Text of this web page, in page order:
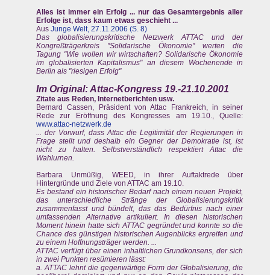
Alles ist immer ein Erfolg ... nur das Gesamtergebnis aller
Erfolge ist, dass kaum etwas geschieht ...
Aus Junge Welt, 27.11.2006 (S. 8)
Das globalisierungskritische Netzwerk ATTAC und der
Kongreßträgerkreis "Solidarische Ökonomie" werten die
Tagung "Wie wollen wir wirtschaften? Solidarische Ökonomie
im globalisierten Kapitalismus" an diesem Wochenende in
Berlin als "riesigen Erfolg"
Im Original: Attac-Kongress 19.-21.10.2001
Zitate aus Reden, Internetberichten usw.
Bernard Cassen, Präsident von Attac Frankreich, in seiner
Rede zur Eröffnung des Kongresses am 19.10., Quelle:
www.attac-netzwerk.de
... der Vorwurf, dass Attac die Legitimität der Regierungen in
Frage stellt und deshalb ein Gegner der Demokratie ist, ist
nicht zu halten. Selbstverständlich respektiert Attac die
Wahlurnen.
Barbara Unmüßig, WEED, in ihrer Auftaktrede über
Hintergründe und Ziele von ATTAC am 19.10.
Es bestand ein historischer Bedarf nach einem neuen Projekt,
das unterschiedliche Stränge der Globalisierungskritik
zusammenfasst und bündelt, das das Bedürfnis nach einer
umfassenden Alternative artikuliert. In diesen historischen
Moment hinein hatte sich ATTAC gegründet und konnte so die
Chance des günstigen historischen Augenblicks ergreifen und
zu einem Hoffnungsträger werden. ...
ATTAC verfügt über einen inhaltlichen Grundkonsens, der sich
in zwei Punkten resümieren lässt:
a. ATTAC lehnt die gegenwärtige Form der Globalisierung, die